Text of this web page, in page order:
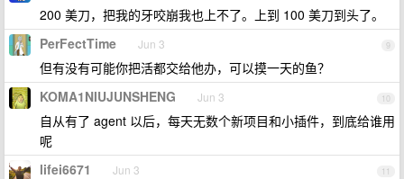
200 美刀，把我的牙咬崩我也上不了。上到 100 美刀到头了。
9
PerFectTime Jun 3
但有没有可能你把活都交给他办，可以摸一天的鱼？
10
KOMA1NIUJUNSHENG Jun 3
自从有了 agent 以后，每天无数个新项目和小插件，到底给谁用
呢
11
lifei6671 Jun 3